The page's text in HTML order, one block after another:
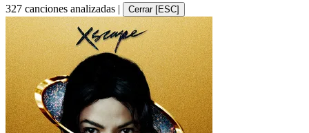
327 canciones analizadas | Cerrar [ESC]